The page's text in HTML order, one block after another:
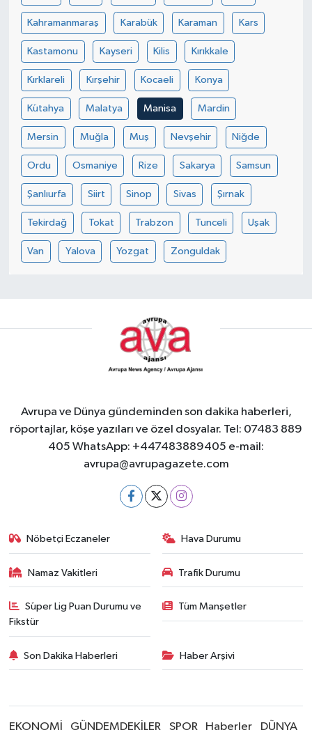
Kahramanmaraş Karabük Karaman Kars
Kastamonu Kayseri Kilis Kırıkkale
Kırklareli Kırşehir Kocaeli Konya
Kütahya Malatya Manisa Mardin
Mersin Muğla Muş Nevşehir Niğde
Ordu Osmaniye Rize Sakarya Samsun
Şanlıurfa Siirt Sinop Sivas Şırnak
Tekirdağ Tokat Trabzon Tunceli Uşak
Van Yalova Yozgat Zonguldak
Avrupa ve Dünya gündeminden son dakika haberleri,
röportajlar, köşe yazıları ve özel dosyalar. Tel: 07483 889
405 WhatsApp: +447483889405 e-mail:
avrupa@avrupagazete.com
Nöbetçi Eczaneler Hava Durumu
Namaz Vakitleri Trafik Durumu
Süper Lig Puan Durumu ve
Fikstür
Tüm Manşetler
Son Dakika Haberleri Haber Arşivi
EKONOMİ GÜNDEMDEKİLER SPOR Haberler DÜNYA